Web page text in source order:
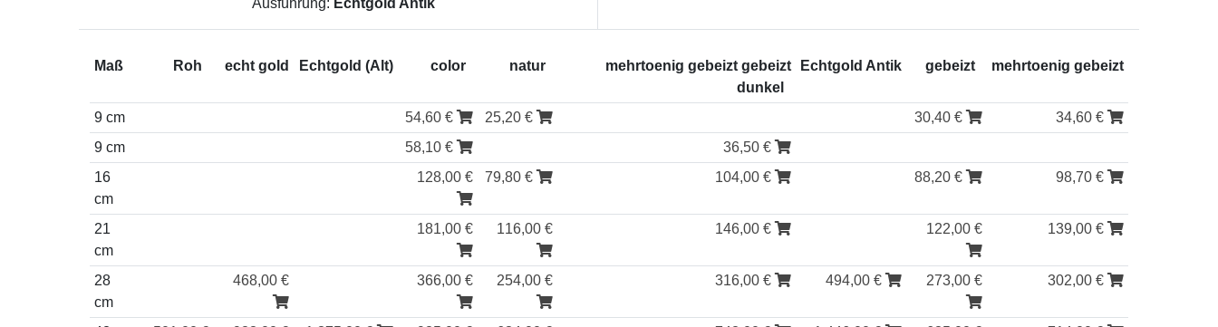
Ausführung: Echtgold Antik
Maß Roh echt gold Echtgold (Alt) color natur
mehrtoenig gebeizt gebeizt
dunkel
Echtgold Antik gebeizt mehrtoenig gebeizt
9 cm 54,60 € 25,20 € 30,40 €
34,60 €
9 cm
58,10 €
36,50 €
16
cm
128,00 € 79,80 € 104,00 € 88,20 € 98,70 €
21
cm
181,00 € 116,00 € 146,00 € 122,00 € 139,00 €
28
cm
468,00 € 366,00 € 254,00 € 316,00 € 494,00 € 273,00 € 302,00 €